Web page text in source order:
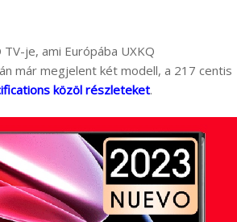
TV-je, ami Európába UXKQ
már megjelent két modell, a 217 centis
közöl részleteket.